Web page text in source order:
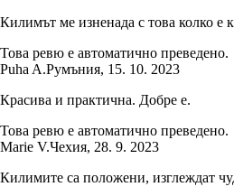
Килимът ме изненада с това колко е
Това ревю е автоматично преведено.
Puha A.Румъния, 15. 10. 2023
Красива и практична. Добре е.
Това ревю е автоматично преведено.
Marie V.Чехия, 28. 9. 2023
Килимите са положени, изглеждат